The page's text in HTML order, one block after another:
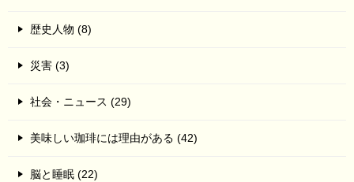
歴史人物 (8)
災害 (3)
社会・ニュース (29)
美味しい珈琲には理由がある (42)
脳と睡眠 (22)